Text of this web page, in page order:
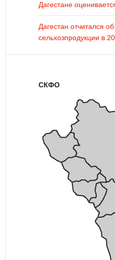
Дагестане
Дагестан отчитался
сельхозпродукции в
СКФО